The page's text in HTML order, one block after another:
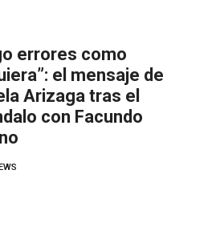
errores como
el mensaje de
Arizaga tras el
con Facundo